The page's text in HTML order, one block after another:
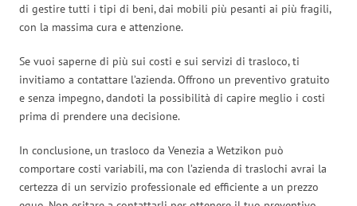
di gestire tutti i tipi di beni, dai mobili più pesanti ai più fragili,
con la massima cura e attenzione.
Se vuoi saperne di più sui costi e sui servizi di trasloco, ti
invitiamo a contattare l’azienda. Offrono un preventivo gratuito
e senza impegno, dandoti la possibilità di capire meglio i costi
prima di prendere una decisione.
In conclusione, un trasloco da Venezia a Wetzikon può
comportare costi variabili, ma con l’azienda di traslochi avrai la
certezza di un servizio professionale ed efficiente a un prezzo